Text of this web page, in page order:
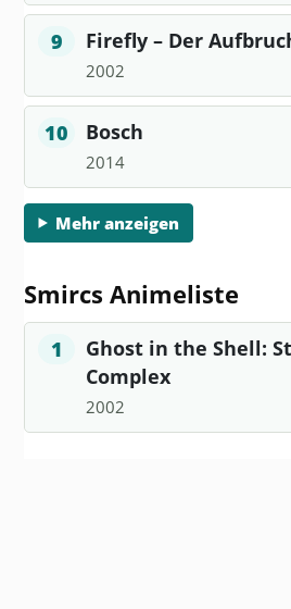
9 Firefly – Der
2002
10 Bosch
2014
Mehr anzeigen
Smircs Animeliste
1
Ghost in the Shell:
Complex
2002